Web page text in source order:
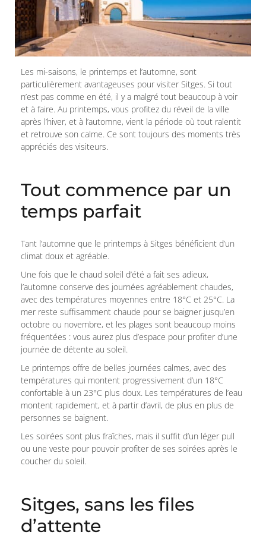
Les mi-saisons, le printemps et l’automne, sont
particulièrement avantageuses pour visiter Sitges. Si tout
n’est pas comme en été, il y a malgré tout beaucoup à voir
et à faire. Au printemps, vous profitez du réveil de la ville
après l’hiver, et à l’automne, vient la période où tout ralentit
et retrouve son calme. Ce sont toujours des moments très
appréciés des visiteurs.
Tout commence par un
temps parfait
Tant l’automne que le printemps à Sitges bénéficient d’un
climat doux et agréable.
Une fois que le chaud soleil d’été a fait ses adieux,
l’automne conserve des journées agréablement chaudes,
avec des températures moyennes entre 18°C et 25°C. La
mer reste suffisamment chaude pour se baigner jusqu’en
octobre ou novembre, et les plages sont beaucoup moins
fréquentées : vous aurez plus d’espace pour profiter d’une
journée de détente au soleil.
Le printemps offre de belles journées calmes, avec des
températures qui montent progressivement d’un 18°C
confortable à un 23°C plus doux. Les températures de l’eau
montent rapidement, et à partir d’avril, de plus en plus de
personnes se baignent.
Les soirées sont plus fraîches, mais il suffit d’un léger pull
ou une veste pour pouvoir profiter de ses soirées après le
coucher du soleil.
Sitges, sans les files
d’attente